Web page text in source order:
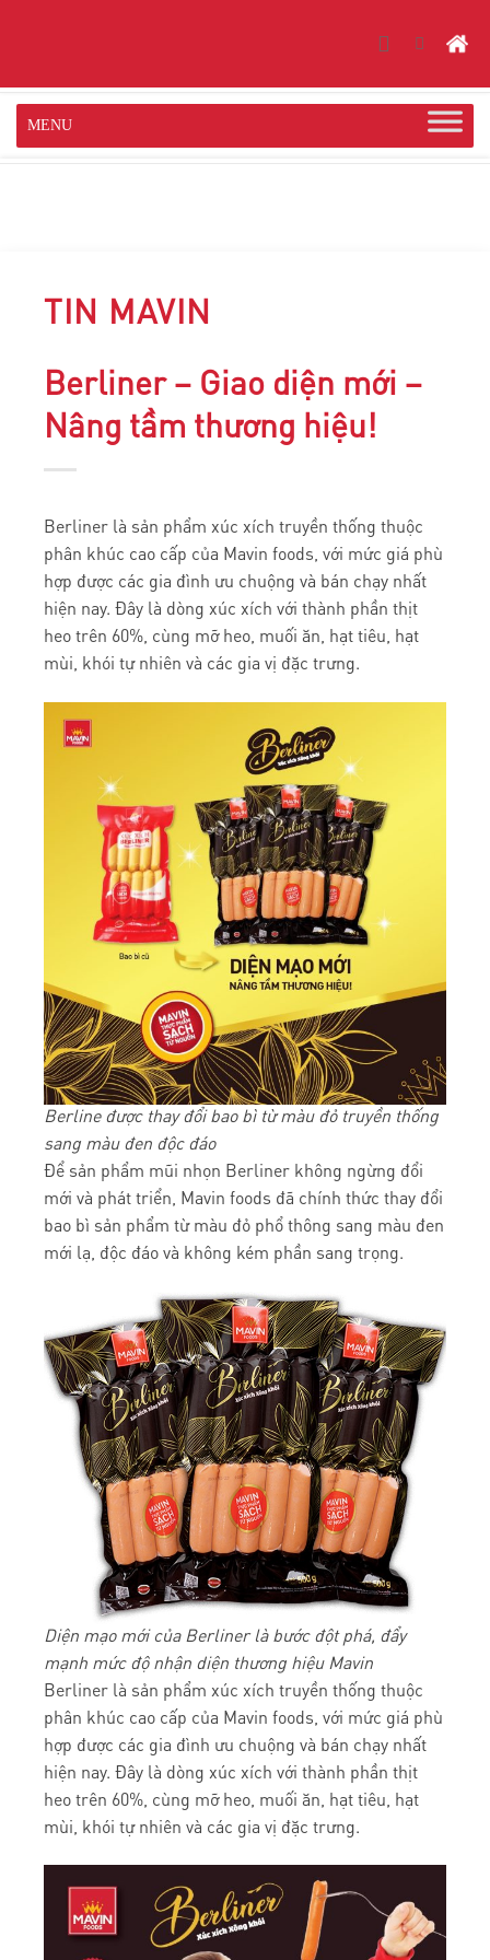
TIN MAVIN
Berliner – Giao diện mới –
Nâng tầm thương hiệu!
Berliner là sản phẩm xúc xích truyền thống thuộc
phân khúc cao cấp của Mavin foods, với mức giá phù
hợp được các gia đình ưu chuộng và bán chạy nhất
hiện nay. Đây là dòng xúc xích với thành phần thịt
heo trên 60%, cùng mỡ heo, muối ăn, hạt tiêu, hạt
mùi, khói tự nhiên và các gia vị đặc trưng.
Berline được thay đổi bao bì từ màu đỏ truyền thống
sang màu đen độc đáo
Để sản phẩm mũi nhọn Berliner không ngừng đổi
mới và phát triển, Mavin foods đã chính thức thay đổi
bao bì sản phẩm từ màu đỏ phổ thông sang màu đen
mới lạ, độc đáo và không kém phần sang trọng.
Diện mạo mới của Berliner là bước đột phá, đẩy
mạnh mức độ nhận diện thương hiệu Mavin
Berliner là sản phẩm xúc xích truyền thống thuộc
phân khúc cao cấp của Mavin foods, với mức giá phù
hợp được các gia đình ưu chuộng và bán chạy nhất
hiện nay. Đây là dòng xúc xích với thành phần thịt
heo trên 60%, cùng mỡ heo, muối ăn, hạt tiêu, hạt
mùi, khói tự nhiên và các gia vị đặc trưng.